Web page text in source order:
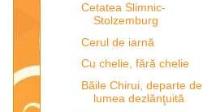
Cetatea Slimnic-
Stolzemburg
Cerul de iarnă
Cu chelie, fără chelie
Băile Chirui, departe de
lumea dezlănţuită